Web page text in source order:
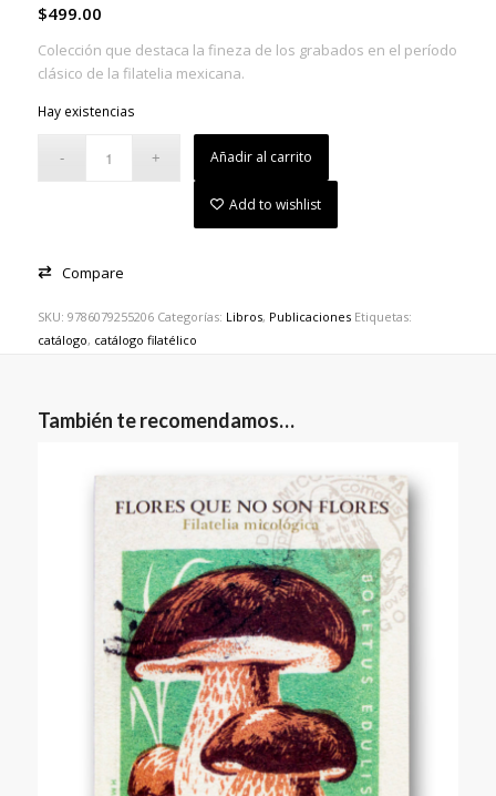
$499.00
Colección que destaca la fineza de los grabados en el período
clásico de la filatelia mexicana.
Hay existencias
Añadir al carrito
Add to wishlist
Compare
SKU: 9786079255206 Categorías: Libros, Publicaciones Etiquetas:
catálogo, catálogo filatélico
También te recomendamos…